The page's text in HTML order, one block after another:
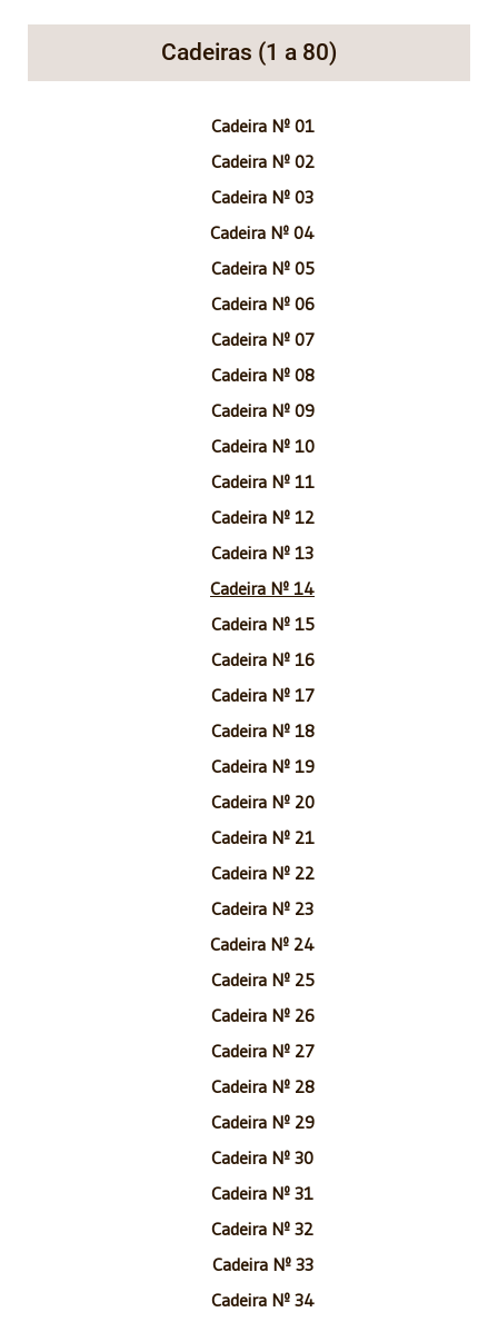
Cadeiras (1 a 80)
Cadeira Nº 01
Cadeira Nº 02
Cadeira Nº 03
Cadeira Nº 04
Cadeira Nº 05
Cadeira Nº 06
Cadeira Nº 07
Cadeira Nº 08
Cadeira Nº 09
Cadeira Nº 10
Cadeira Nº 11
Cadeira Nº 12
Cadeira Nº 13
Cadeira Nº 14
Cadeira Nº 15
Cadeira Nº 16
Cadeira Nº 17
Cadeira Nº 18
Cadeira Nº 19
Cadeira Nº 20
Cadeira Nº 21
Cadeira Nº 22
Cadeira Nº 23
Cadeira Nº 24
Cadeira Nº 25
Cadeira Nº 26
Cadeira Nº 27
Cadeira Nº 28
Cadeira Nº 29
Cadeira Nº 30
Cadeira Nº 31
Cadeira Nº 32
Cadeira Nº 33
Cadeira Nº 34